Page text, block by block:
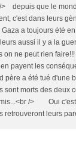
> depuis que le
c'est dans leurs
a toujours été
aussi il y a la
on ne peut rien
payent les
père a été tué d'une
sont morts des deux
/> Oui c'est
retrouveront leurs